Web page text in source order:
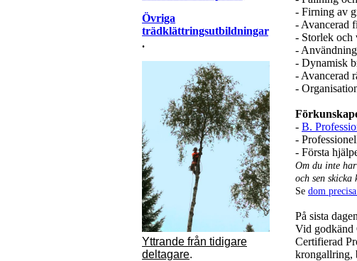
Övriga
trädklättringsutbildningar
.
Yttrande från tidigare
deltagare.
- Firning av
- Avancerad
- Storlek
-
- Dynamisk
- Avancerad
-
- B.
-
- Första
Om du inte
och sen
Se dom
På sista
Vid godkänd
Certifierad
krongallring,